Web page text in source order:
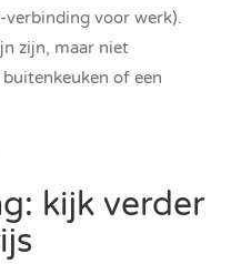
verbinding voor werk).
zijn, maar niet
of een
kijk verder